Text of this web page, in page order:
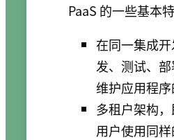
PaaS 的一些基本特
在同一集成
发、测试、
维护应用程
多租户架构
用户使用同